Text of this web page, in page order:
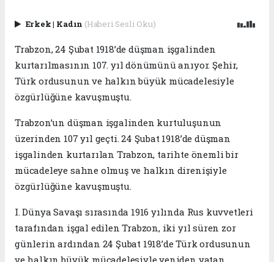
Erkek| Kadın (Haberi Sesli Oku)
Trabzon, 24 Şubat 1918’de düşman işgalinden
kurtarılmasının 107. yıl dönümünü anıyor. Şehir,
Türk ordusunun ve halkın büyük mücadelesiyle
özgürlüğüne kavuşmuştu.
Trabzon’un düşman işgalinden kurtuluşunun
üzerinden 107 yıl geçti. 24 Şubat 1918’de düşman
işgalinden kurtarılan Trabzon, tarihte önemli bir
mücadeleye sahne olmuş ve halkın direnişiyle
özgürlüğüne kavuşmuştu.
I. Dünya Savaşı sırasında 1916 yılında Rus kuvvetleri
tarafından işgal edilen Trabzon, iki yıl süren zor
günlerin ardından 24 Şubat 1918’de Türk ordusunun
ve halkın büyük mücadelesiyle yeniden vatan